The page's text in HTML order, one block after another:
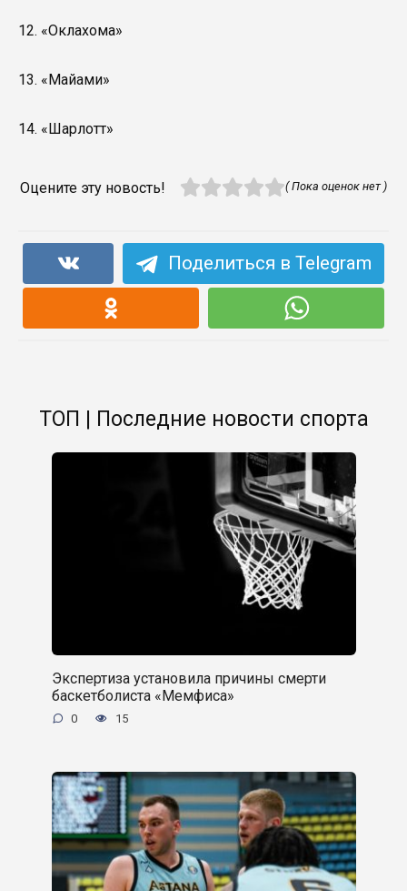
12. «Оклахома»
13. «Майами»
14. «Шарлотт»
Оцените эту новость! ( Пока оценок нет )
Поделиться в Telegram
ТОП | Последние новости спорта
Экспертиза установила причины смерти
баскетболиста «Мемфиса»
0 15